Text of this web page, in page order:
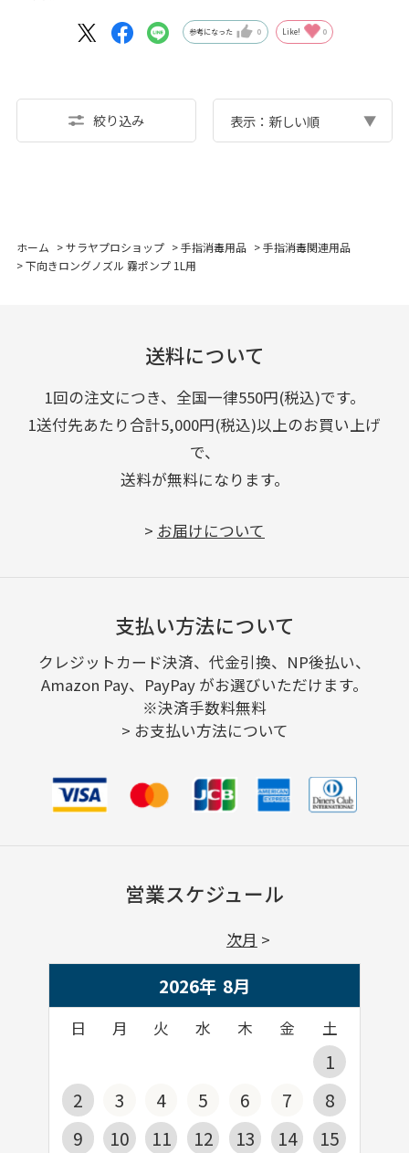
参考になった 0 Like! 0
絞り込み 表示：新しい順
ホーム >サラヤプロショップ >手指消毒用品 >手指消毒関連用品
>下向きロングノズル 霧ポンプ 1L用
送料について
1回の注文につき、全国一律550円(税込)です。
1送付先あたり合計5,000円(税込)以上のお買い上げ
で、
送料が無料になります。
> お届けについて
支払い方法について
クレジットカード決済、代金引換、NP後払い、
Amazon Pay、PayPay がお選びいただけます。
※決済手数料無料
> お支払い方法について
営業スケジュール
2026年 8月
日 月 火 水 木 金 土
1
2
3 4 5 6 7
8
9
10 11 12 13 14
15
次月